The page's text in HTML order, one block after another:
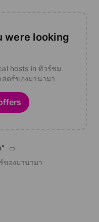
were looking
hosts in ทัวร์ชม
ตร์ของมานามา
"
ของมานามา